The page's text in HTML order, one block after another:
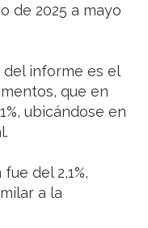
de 2025 a mayo
informe es el
que en
ubicándose en
del 2,1%,
a la